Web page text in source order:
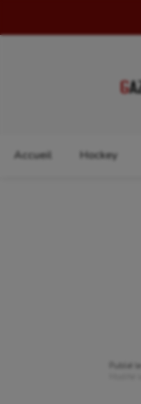
Accueil Hockey
Publié le